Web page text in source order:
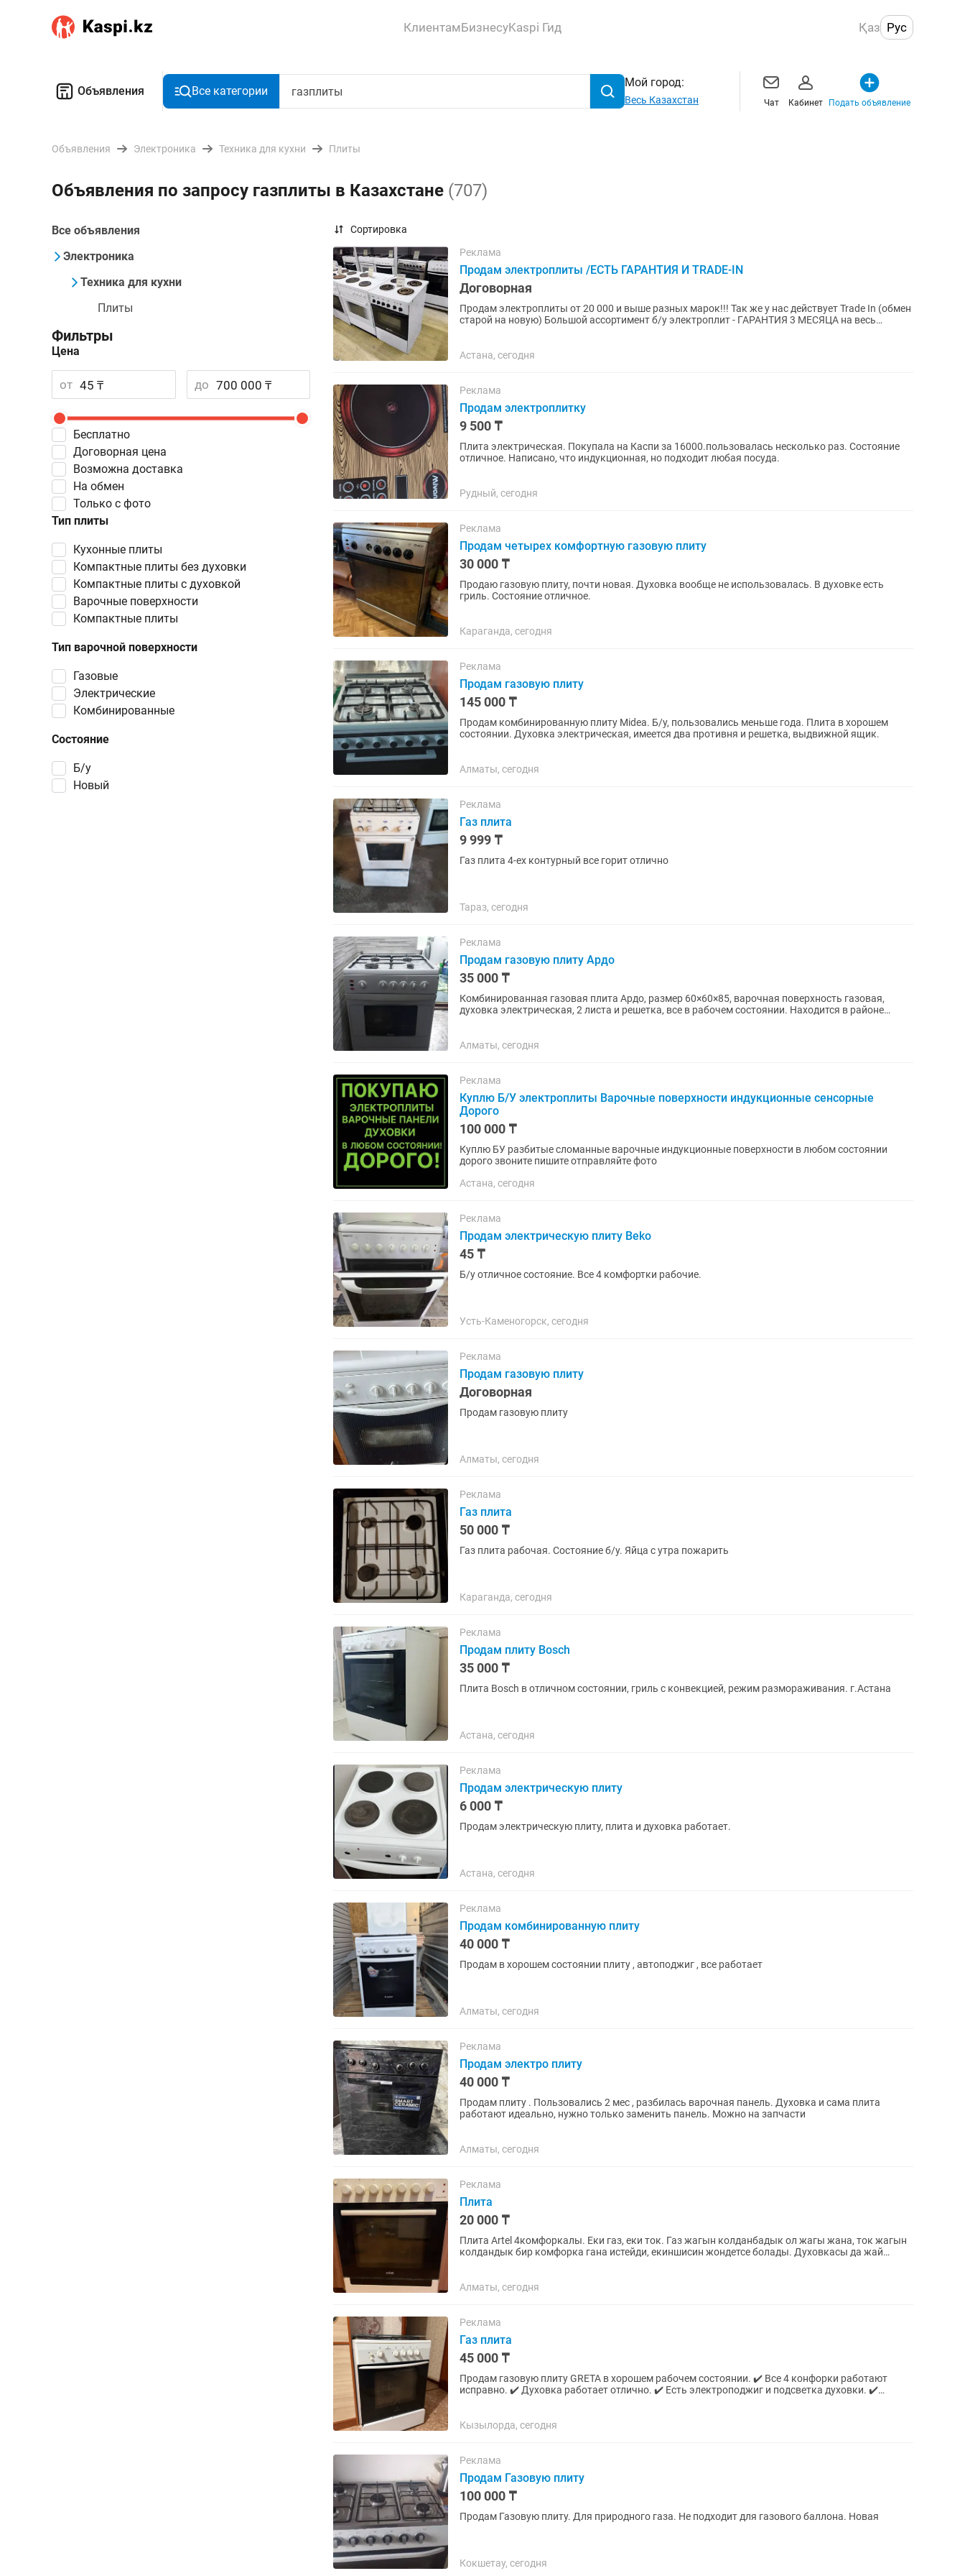
КлиентамБизнесуKaspi Гид Қаз Рус
Объявления Все категории
Мой город:
Весь Казахстан Чат Кабинет Подать объявление
Объявления Электроника Техника для кухни Плиты
Объявления по запросу газплиты в Казахстане (707)
Все объявления
Электроника
Техника для кухни
Плиты
Фильтры
Цена
от до
Бесплатно
Договорная цена
Возможна доставка
Тип плиты
кухонные плиты
компактные плиты без духовки
компактные плиты с духовкой
варочные поверхности
компактные плиты
Тип варочной поверхности
газовые
электрические
комбинированные
Состояние
Б/у
Новый
На обмен
Только с фото
Сортировка
Реклама
Продам электроплиты /ЕСТЬ ГАРАНТИЯ И TRADE-IN
Договорная
Продам электроплиты от 20 000 и выше разных марок!!! Так же у нас действует Trade In (обмен
старой на новую) Большой ассортимент б/у электроплит - ГАРАНТИЯ 3 МЕСЯЦА на весь
Астана, сегодня
Реклама
Продам электроплитку
9 500 ₸
Плита электрическая. Покупала на Каспи за 16000.пользовалась несколько раз. Состояние
отличное. Написано, что индукционная, но подходит любая посуда.
Рудный, сегодня
Реклама
Продам четырех комфортную газовую плиту
30 000 ₸
Продаю газовую плиту, почти новая. Духовка вообще не использовалась. В духовке есть
гриль. Состояние отличное.
Караганда, сегодня
Реклама
Продам газовую плиту
145 000 ₸
Продам комбинированную плиту Midea. Б/у, пользовались меньше года. Плита в хорошем
состоянии. Духовка электрическая, имеется два противня и решетка, выдвижной ящик.
Алматы, сегодня
Реклама
Газ плита
9 999 ₸
Газ плита 4-ех контурный все горит отлично
Тараз, сегодня
Реклама
Продам газовую плиту Ардо
35 000 ₸
Комбинированная газовая плита Ардо, размер 60×60×85, варочная поверхность газовая,
духовка электрическая, 2 листа и решетка, все в рабочем состоянии. Находится в районе
Алматы, сегодня
Реклама
Куплю Б/У электроплиты Варочные поверхности индукционные сенсорные
Дорого
100 000 ₸
Куплю БУ разбитые сломанные варочные индукционные поверхности в любом состоянии
дорого звоните пишите отправляйте фото
Астана, сегодня
Реклама
Продам электрическую плиту Beko
45 ₸
Б/у отличное состояние. Все 4 комфортки рабочие.
Усть-Каменогорск, сегодня
Реклама
Продам газовую плиту
Договорная
Продам газовую плиту
Алматы, сегодня
Реклама
Газ плита
50 000 ₸
Газ плита рабочая. Состояние б/у. Яйца с утра пожарить
Караганда, сегодня
Реклама
Продам плиту Bosch
35 000 ₸
Плита Bosch в отличном состоянии, гриль с конвекцией, режим размораживания. г.Астана
Астана, сегодня
Реклама
Продам электрическую плиту
6 000 ₸
Продам электрическую плиту, плита и духовка работает.
Астана, сегодня
Реклама
Продам комбинированную плиту
40 000 ₸
Продам в хорошем состоянии плиту , автоподжиг , все работает
Алматы, сегодня
Реклама
Продам электро плиту
40 000 ₸
Продам плиту . Пользовались 2 мес , разбилась варочная панель. Духовка и сама плита
работают идеально, нужно только заменить панель. Можно на запчасти
Алматы, сегодня
Реклама
Плита
20 000 ₸
Плита Artel 4комфоркалы. Еки газ, еки ток. Газ жагын колданбадык ол жагы жана, ток жагын
колдандык бир комфорка гана истейди, екиншисин жондетсе болады. Духовкасы да жай
Алматы, сегодня
Реклама
Газ плита
45 000 ₸
Продам газовую плиту GRETA в хорошем рабочем состоянии. ✔️ Все 4 конфорки работают
исправно. ✔️ Духовка работает отлично. ✔️ Есть электроподжиг и подсветка духовки. ✔️
Кызылорда, сегодня
Реклама
Продам Газовую плиту
100 000 ₸
Продам Газовую плиту. Для природного газа. Не подходит для газового баллона. Новая
Кокшетау, сегодня